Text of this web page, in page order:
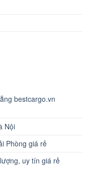
bestcargo.vn
Nội
Phòng giá rẻ
uy tín giá rẻ